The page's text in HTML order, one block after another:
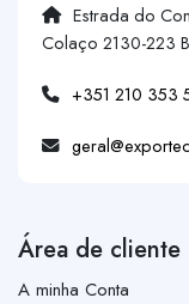
Estrada do
Colaço 2130-223
+351 210 353
Área de cliente
A minha Conta